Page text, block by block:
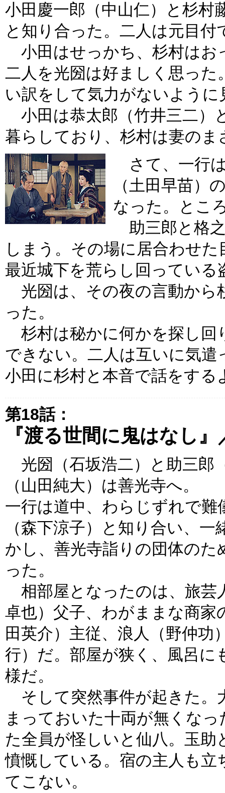
小田慶一郎（中山仁）と杉村
と知り合った。二人は元目付
小田はせっかち、杉村はお
二人を光圀は好ましく思っ
い訳をして気力がないよう
小田は恭太郎（竹井三二）
暮らしており、杉村は妻の
さて、一行
（土田早苗）
なった。とこ
助三郎と格
しまう。その場に居合わせ
最近城下を荒らし回ってい
光圀は、その夜の言動から
った。
杉村は秘かに何かを探し回
できない。二人は互いに気
小田に杉村と本音で話をす
第18話：
『渡る世間に鬼はなし
光圀（石坂浩二）と助三郎
（山田純大）は善光寺へ。
一行は道中、わらじずれで
（森下涼子）と知り合い、
かし、善光寺詣りの団体の
った。
相部屋となったのは、旅芸
卓也）父子、わがままな商家
田英介）主従、浪人（野仲功
行）だ。部屋が狭く、風呂
様だ。
そして突然事件が起きた。
まっておいた十両が無くな
た全員が怪しいと仙八。玉
憤慨している。宿の主人も
てこない。